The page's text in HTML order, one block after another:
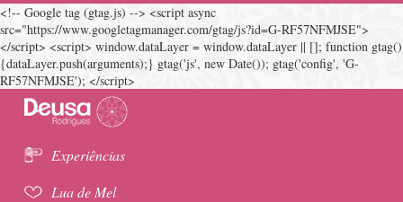
<!-- Google tag (gtag.js) --> <script async
src="https://www.googletagmanager.com/gtag/js?id=G-RF57NFMJSE">
</script> <script> window.dataLayer = window.dataLayer || []; function gtag()
{dataLayer.push(arguments);} gtag('js', new Date()); gtag('config', 'G-
RF57NFMJSE'); </script>
Experiências
Lua de Mel